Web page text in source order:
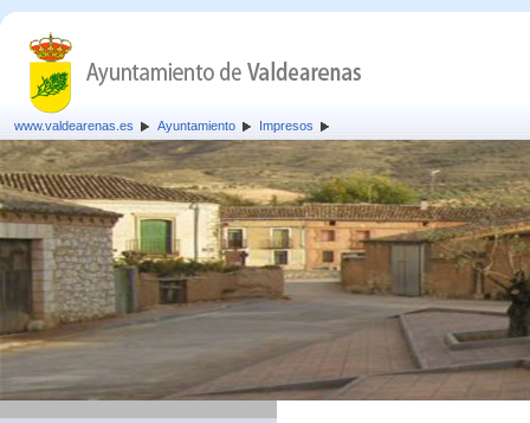
www.valdearenas.es Ayuntamiento Impresos